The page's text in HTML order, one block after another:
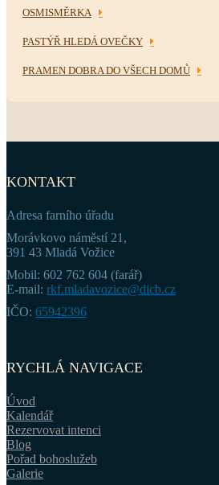
OSMISMĚRKA
PASTÝŘ HLEDÁ OVEČKY
PRAMEN DOBRA DO VŠECH DOMŮ
KONTAKT
Adresa farního úřadu
Morávkovo náměstí 21,
391 43 Mladá Vožice
Mobil: 602 762 604 (farář)
E-mail: rkf.mladavozice@dicb.cz
IČO: 65942396
RYCHLÁ NAVIGACE
Úvod
Kalendář
Rezervovat intenci
Blog
Pořad bohoslužeb
Galerie